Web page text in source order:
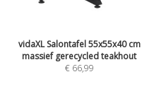
vidaXL Salontafel 55x55x40 cm
massief gerecycled teakhout
€ 66,99